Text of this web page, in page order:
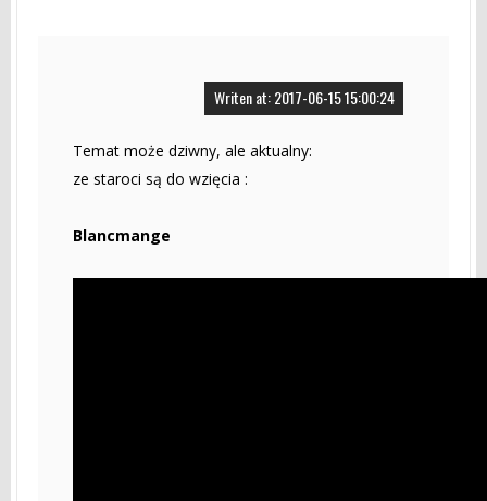
Writen at: 2017-06-15 15:00:24
Temat może dziwny, ale aktualny:
ze staroci są do wzięcia :
Blancmange